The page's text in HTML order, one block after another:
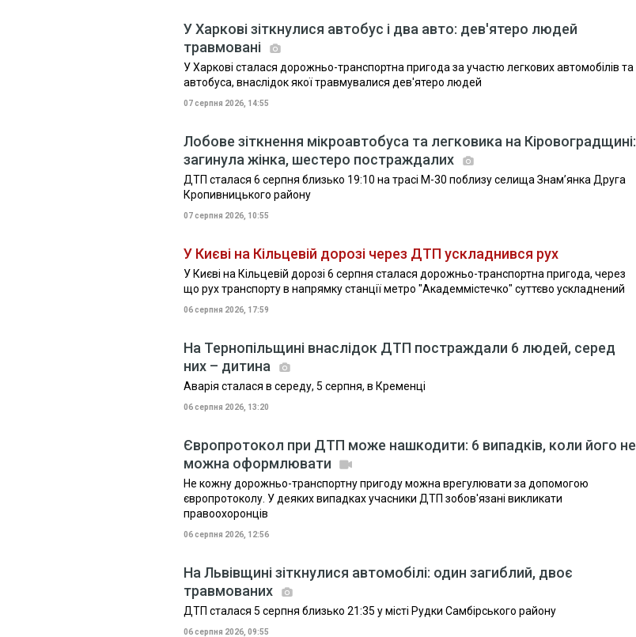
У Харкові зіткнулися автобус і два авто: дев'ятеро людей
травмовані
У Харкові сталася дорожньо-транспортна пригода за участю легкових автомобілів та
автобуса, внаслідок якої травмувалися дев'ятеро людей
07 серпня 2026, 14:55
Лобове зіткнення мікроавтобуса та легковика на Кіровоградщині:
загинула жінка, шестеро постраждалих
ДТП сталася 6 серпня близько 19:10 на трасі М-30 поблизу селища Знам’янка Друга
Кропивницького району
07 серпня 2026, 10:55
У Києві на Кільцевій дорозі через ДТП ускладнився рух
У Києві на Кільцевій дорозі 6 серпня сталася дорожньо-транспортна пригода, через
що рух транспорту в напрямку станції метро "Академмістечко" суттєво ускладнений
06 серпня 2026, 17:59
На Тернопільщині внаслідок ДТП постраждали 6 людей, серед
них – дитина
Аварія сталася в середу, 5 серпня, в Кременці
06 серпня 2026, 13:20
Європротокол при ДТП може нашкодити: 6 випадків, коли його не
можна оформлювати
Не кожну дорожньо-транспортну пригоду можна врегулювати за допомогою
європротоколу. У деяких випадках учасники ДТП зобов'язані викликати
правоохоронців
06 серпня 2026, 12:56
На Львівщині зіткнулися автомобілі: один загиблий, двоє
травмованих
ДТП сталася 5 серпня близько 21:35 у місті Рудки Самбірського району
06 серпня 2026, 09:55